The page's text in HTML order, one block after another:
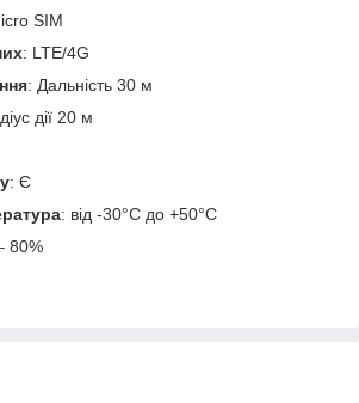
SIM
: LTE/4G
: Дальність 30 м
дії 20 м
: Є
: від -30°С до +50°С
80%